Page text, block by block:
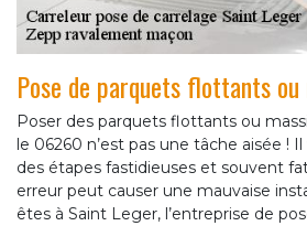
Pose de parquets flottants
Poser des parquets flottants ou
le 06260 n’est pas une tâche aisée !
des étapes fastidieuses et souvent
erreur peut causer une mauvaise
êtes à Saint Leger, l’entreprise de